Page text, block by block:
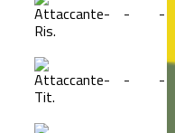
Ris.
- - -
Tit.
- - -